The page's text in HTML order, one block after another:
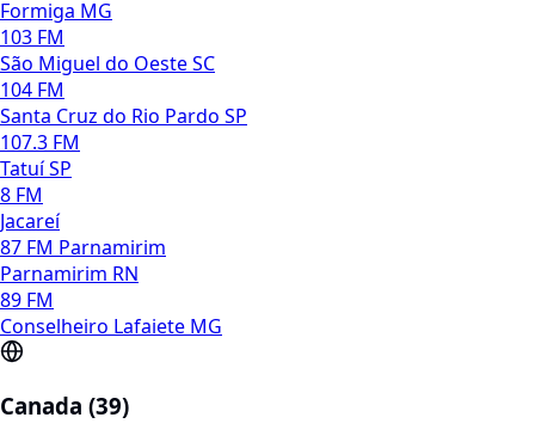
Formiga MG
103 FM
São Miguel do Oeste SC
104 FM
Santa Cruz do Rio Pardo SP
107.3 FM
Tatuí SP
8 FM
Jacareí
87 FM Parnamirim
Parnamirim RN
89 FM
Conselheiro Lafaiete MG
Canada (39)